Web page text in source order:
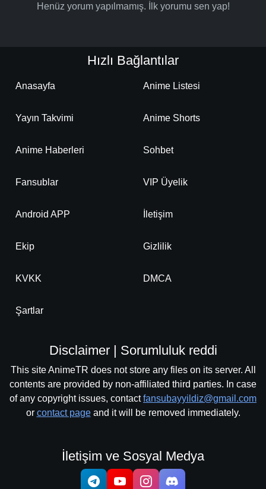
Henüz yorum yapılmamış. İlk yorumu sen yap!
Hızlı Bağlantılar
Anasayfa Anime Listesi
Yayın Takvimi Anime Shorts
Anime Haberleri Sohbet
Fansublar VIP Üyelik
Android APP İletişim
Ekip Gizlilik
KVKK DMCA
Şartlar
Disclaimer | Sorumluluk reddi
This site AnimeTR does not store any files on its server. All
contents are provided by non-affiliated third parties. In case
of any copyright issues, contactfansubayyildiz@gmail.com
or contact pageand it will be removed immediately.
İletişim ve Sosyal Medya